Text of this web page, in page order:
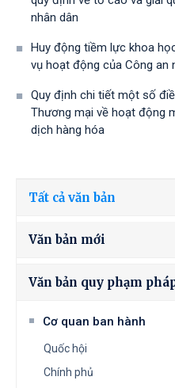
nhân dân
Huy động tiềm lực khoa
vụ hoạt động của Công an
Quy định chi tiết một số
Thương mại về hoạt động
dịch hàng hóa
Tất cả văn bản
Văn bản mới
Văn bản quy phạm
Cơ quan ban hành
Quốc hội
Chính phủ